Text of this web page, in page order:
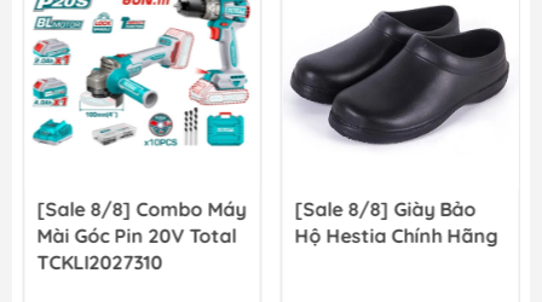
[Sale 8/8] Combo Máy
Mài Góc Pin 20V Total
TCKLI2027310
[Sale 8/8] Giày Bảo
Hộ Hestia Chính Hãng